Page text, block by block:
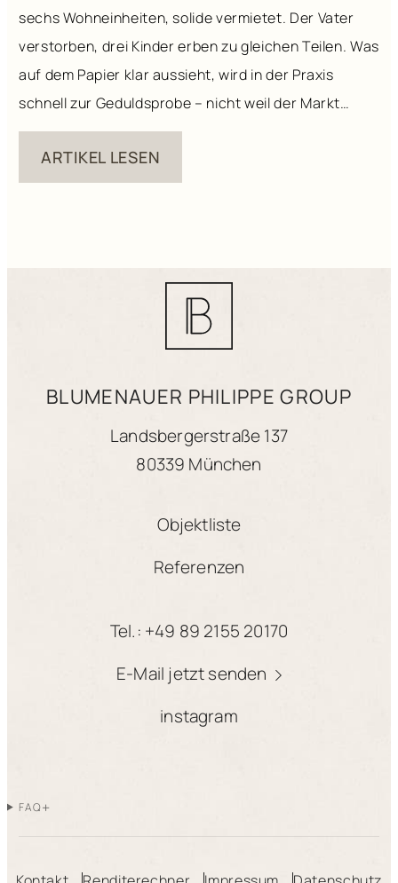
sechs Wohneinheiten, solide vermietet. Der Vater
verstorben, drei Kinder erben zu gleichen Teilen. Was
auf dem Papier klar aussieht, wird in der Praxis
schnell zur Geduldsprobe – nicht weil der Markt
schwierig wäre, sondern weil Entscheidungen, die
alle gemeinsam treffen müssen, ihre eigene Dynamik
haben. Was das Gesetz sagt […]
ARTIKEL LESEN
Objektliste
Referenzen
BLUMENAUER PHILIPPE GROUP
Landsbergerstraße 137
80339 München
Tel.: +49 89 2155 20170
E-Mail jetzt senden
instagram
FAQ+